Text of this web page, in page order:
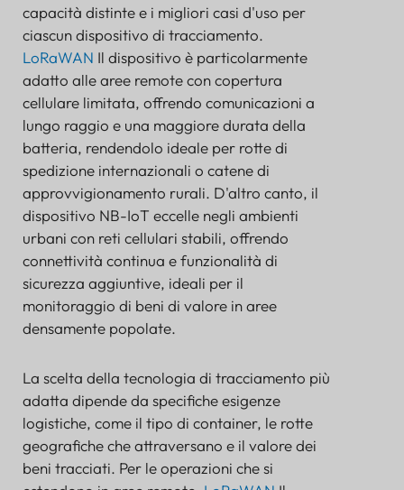
capacità distinte e i migliori casi d'uso per
ciascun dispositivo di tracciamento.
LoRaWAN Il dispositivo è particolarmente
adatto alle aree remote con copertura
cellulare limitata, offrendo comunicazioni a
lungo raggio e una maggiore durata della
batteria, rendendolo ideale per rotte di
spedizione internazionali o catene di
approvvigionamento rurali. D'altro canto, il
dispositivo NB-IoT eccelle negli ambienti
urbani con reti cellulari stabili, offrendo
connettività continua e funzionalità di
sicurezza aggiuntive, ideali per il
monitoraggio di beni di valore in aree
densamente popolate.
La scelta della tecnologia di tracciamento più
adatta dipende da specifiche esigenze
logistiche, come il tipo di container, le rotte
geografiche che attraversano e il valore dei
beni tracciati. Per le operazioni che si